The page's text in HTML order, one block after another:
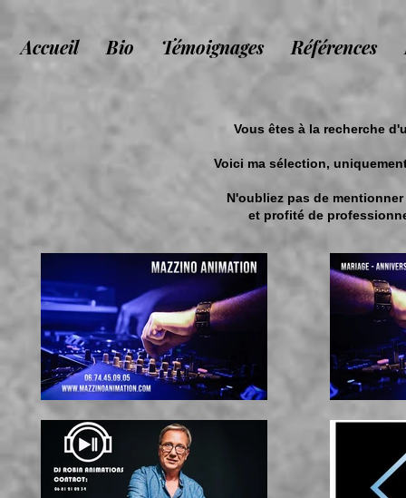
Accueil Bio Témoignages Références
Vous êtes à la recherche
Voici ma sélection,
N'oubliez pas de
et profité de